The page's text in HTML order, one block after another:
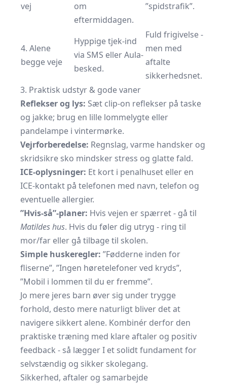
vej
om
eftermiddagen.
”spidstrafik”.
4. Alene
begge veje
Hyppige tjek-ind
via SMS eller Aula-
besked.
Fuld frigivelse -
men med
aftalte
sikkerhedsnet.
3. Praktisk udstyr & gode vaner
Reflekser og lys: Sæt clip-on reflekser på taske
og jakke; brug en lille lommelygte eller
pandelampe i vintermørke.
Vejrforberedelse: Regnslag, varme handsker og
skridsikre sko mindsker stress og glatte fald.
ICE-oplysninger: Et kort i penalhuset eller en
ICE-kontakt på telefonen med navn, telefon og
eventuelle allergier.
”Hvis-så”-planer: Hvis vejen er spærret - gå til
Matildes hus. Hvis du føler dig utryg - ring til
mor/far eller gå tilbage til skolen.
Simple huskeregler: ”Fødderne inden for
fliserne”, ”Ingen høretelefoner ved kryds”,
”Mobil i lommen til du er fremme”.
Jo mere jeres barn øver sig under trygge
forhold, desto mere naturligt bliver det at
navigere sikkert alene. Kombinér derfor den
praktiske træning med klare aftaler og positiv
feedback - så lægger I et solidt fundament for
selvstændig og sikker skolegang.
Sikkerhed, aftaler og samarbejde